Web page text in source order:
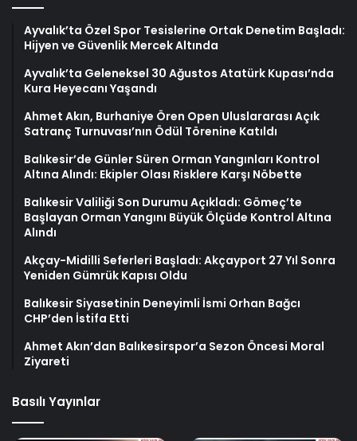
Ayvalık’ta Özel Spor Tesislerine Ortak Denetim Başladı:
Hijyen ve Güvenlik Mercek Altında
Ayvalık’ta Geleneksel 30 Ağustos Atatürk Kupası’nda
Kura Heyecanı Yaşandı
Ahmet Akın, Burhaniye Ören Open Uluslararası Açık
Satranç Turnuvası’nın Ödül Törenine Katıldı
Balıkesir’de Günler Süren Orman Yangınları Kontrol
Altına Alındı: Ekipler Olası Risklere Karşı Nöbette
Balıkesir Valiliği Son Durumu Açıkladı: Gömeç’te
Başlayan Orman Yangını Büyük Ölçüde Kontrol Altına
Alındı
Akçay-Midilli Seferleri Başladı: Akçayport 27 Yıl Sonra
Yeniden Gümrük Kapısı Oldu
Balıkesir Siyasetinin Deneyimli İsmi Orhan Bağcı
CHP’den İstifa Etti
Ahmet Akın’dan Balıkesirspor’a Sezon Öncesi Moral
Ziyareti
Basılı Yayınlar